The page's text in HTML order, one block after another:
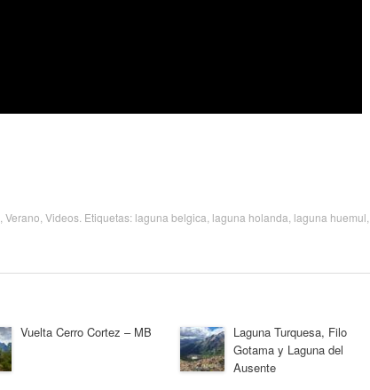
Verano Videos . Etiquetas: laguna belgica laguna holanda laguna huemul
Vuelta Cerro Cortez – MB
Laguna Turquesa, Filo
Gotama y Laguna del
Ausente